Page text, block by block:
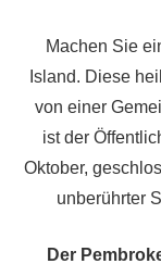
Machen Sie
Island. Diese
von einer
ist der
Oktober,
unberührter
Der